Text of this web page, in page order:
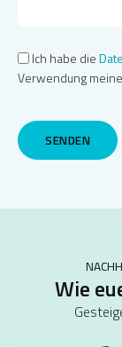
Ich habe die
Verwendung
SENDEN
Wie